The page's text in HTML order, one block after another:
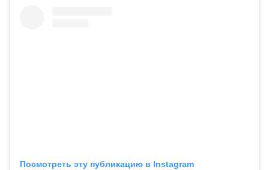
Посмотреть эту публикацию в Instagram